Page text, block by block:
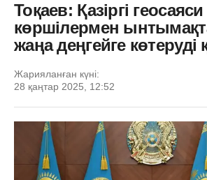
Тоқаев: Қазіргі
көршілермен
жаңа деңгейге көтеруді
Жарияланған күні:
28 қаңтар 2025, 12:52